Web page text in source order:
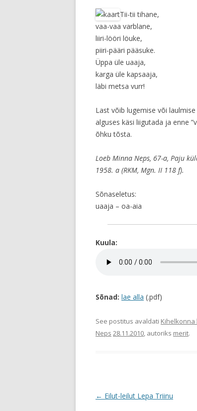
Tii-tii tihane,
vaa-vaa varblane,
liiri-lööri löuke,
piiri-pääri pääsuke.
Üppa üle uaaja,
karga üle kapsaaja,
läbi metsa vurr!
Last võib lugemise või
alguses käsi liigutada ja enne
õhku tõsta.
Loeb Minna Neps, 67-a, Paju
1958. a (RKM, Mgn. II 118 f).
Sõnaseletus:
uaaja – oa-aia
Kuula:
Sõnad: lae alla (.pdf)
See postitus avaldati
Neps 28.11.2010, autoriks merit.
Postituste
← Eilut-leilut Lepa Triinu